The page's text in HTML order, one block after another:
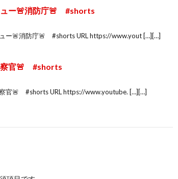
ュー🚨消防庁🚨 #shorts
ー🚨消防庁🚨 #shorts URL https://www.yout […][…]
察官🚨 #shorts
官🚨 #shorts URL https://www.youtube. […][…]